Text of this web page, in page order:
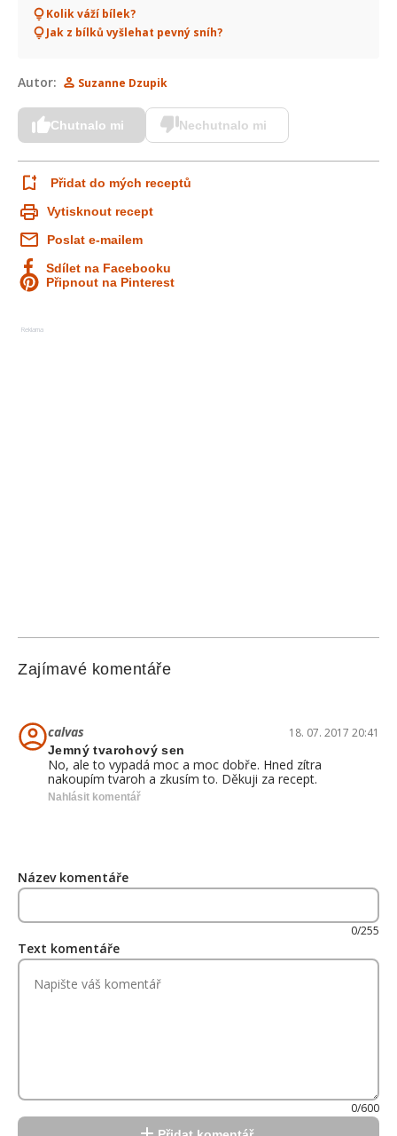
Kolik váží bílek?
Jak z bílků vyšlehat pevný sníh?
Autor: Suzanne Dzupik
Chutnalo mi Nechutnalo mi
Přidat do mých receptů
Vytisknout recept
Poslat e-mailem
Sdílet na Facebooku
Připnout na Pinterest
Reklama
Zajímavé komentáře
calvas 18. 07. 2017 20:41
Jemný tvarohový sen
No, ale to vypadá moc a moc dobře. Hned zítra
nakoupím tvaroh a zkusím to. Děkuji za recept.
Nahlásit komentář
Název komentáře
0/255
Text komentáře
0/600